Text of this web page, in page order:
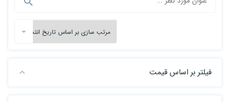
فیلتر بر اساس قیمت